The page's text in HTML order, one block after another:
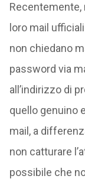
Recentemente,
loro mail
non chiedano
password via
all’indirizzo di
quello genuino
mail, a
non catturare
possibile che